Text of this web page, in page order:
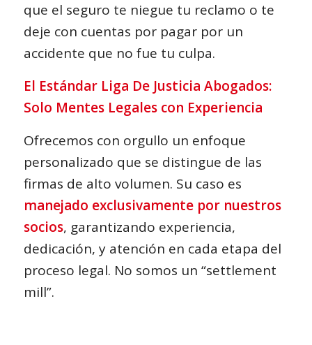
que el seguro te niegue tu reclamo o te
deje con cuentas por pagar por un
accidente que no fue tu culpa.
El Estándar Liga De Justicia Abogados:
Solo Mentes Legales con Experiencia
Ofrecemos con orgullo un enfoque
personalizado que se distingue de las
firmas de alto volumen. Su caso es
manejado exclusivamente por nuestros
socios, garantizando experiencia,
dedicación, y atención en cada etapa del
proceso legal. No somos un “settlement
mill”.